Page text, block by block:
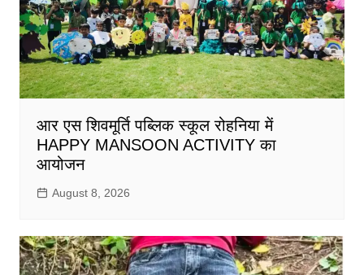
आर एस शिवमूर्ति पब्लिक स्कूल रोहनिया में
HAPPY MANSOON ACTIVITY का
आयोजन
August 8, 2026